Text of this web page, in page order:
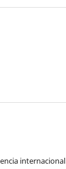
internacional